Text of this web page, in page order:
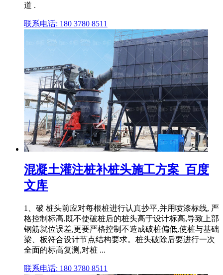
道 .
联系电话: 180 3780 8511
混凝土灌注桩补桩头施工方案_百度
文库
1、破 桩头前应对每根桩进行认真抄平,并用喷漆标线, 严
格控制标高,既不使破桩后的桩头高于设计标高,导致上部
钢筋就位误差,更要严格控制不造成破桩偏低,使桩与基础
梁、板符合设计节点结构要求。桩头破除后要进行一次
全面的标高复测,对桩 ...
联系电话: 180 3780 8511